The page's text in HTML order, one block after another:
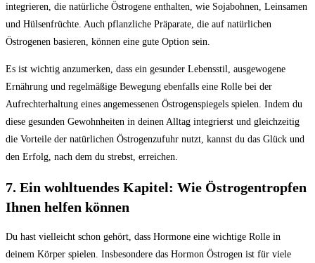
‌integrieren, die ⁣natürliche Östrogene⁢ enthalten,‌ wie⁢ Sojabohnen, Leinsamen
​und Hülsenfrüchte. Auch pflanzliche Präparate, die​ auf natürlichen⁢
Östrogenen basieren, können eine gute⁣ Option ⁢sein.
Es ist wichtig anzumerken,‍ dass ein⁤ gesunder Lebensstil, ‍ausgewogene⁤
Ernährung ⁢und regelmäßige​ Bewegung‍ ebenfalls eine Rolle⁣ bei ⁢der
Aufrechterhaltung eines angemessenen Östrogenspiegels spielen. Indem ‍du ​
diese⁤ gesunden ‌Gewohnheiten in deinen Alltag integrierst ⁣und gleichzeitig
die ​Vorteile‌ der natürlichen Östrogenzufuhr nutzt, kannst du das Glück und​
den​ Erfolg, nach dem du strebst, erreichen.
7.⁤ Ein wohltuendes Kapitel: Wie Östrogentropfen
⁢Ihnen helfen können
Du hast ⁢vielleicht ‍schon ⁣gehört,‍ dass Hormone ‍eine wichtige Rolle ​in
deinem Körper‍ spielen. Insbesondere das⁣ Hormon Östrogen​ ist für viele‌